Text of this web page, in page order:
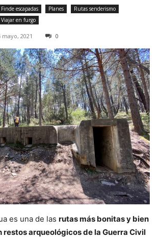
Finde escapadas Planes
Rutas senderismo
Viajar en furgo
mayo, 2021 0
es una de las rutas más bonitas y bien
restos arqueológicos de la Guerra Civil